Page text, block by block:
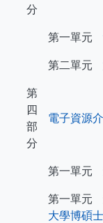
分
第一單元
第二單元
第
四
部
分
電子資源
第一單元
第一單元
大學博碩